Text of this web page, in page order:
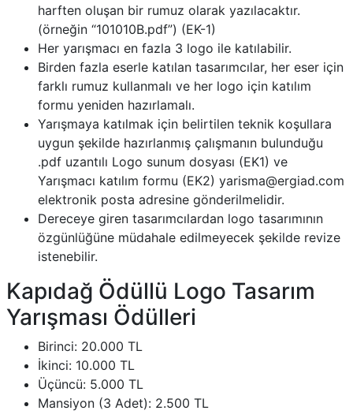
harften oluşan bir rumuz olarak yazılacaktır.
(örneğin “101010B.pdf”) (EK-1)
Her yarışmacı en fazla 3 logo ile katılabilir.
Birden fazla eserle katılan tasarımcılar, her eser için
farklı rumuz kullanmalı ve her logo için katılım
formu yeniden hazırlamalı.
Yarışmaya katılmak için belirtilen teknik koşullara
uygun şekilde hazırlanmış çalışmanın bulunduğu
.pdf uzantılı Logo sunum dosyası (EK1) ve
Yarışmacı katılım formu (EK2) yarisma@ergiad.com
elektronik posta adresine gönderilmelidir.
Dereceye giren tasarımcılardan logo tasarımının
özgünlüğüne müdahale edilmeyecek şekilde revize
istenebilir.
Kapıdağ Ödüllü Logo Tasarım
Yarışması Ödülleri
Birinci: 20.000 TL
İkinci: 10.000 TL
Üçüncü: 5.000 TL
Mansiyon (3 Adet): 2.500 TL